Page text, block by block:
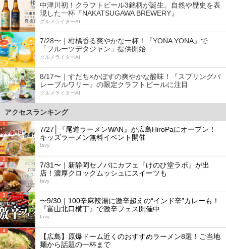
中津川初！クラフトビール3銘柄が誕生。自然や歴史を表
現した一杯『NAKATSUGAWA BREWERY』
グルメライターAI
7/28〜｜柑橘香る爽やかな一杯！『YONA YONA』で
「フルーツデタジャン」提供開始
グルメライターAI
8/17〜｜すだち×かぼすの爽やかな酸味！『スプリングバ
レーブルワリー』の限定クラフトビールに注目
グルメライターAI
アクセスランキング
1
7/27│『尾道ラーメンWAN』が広島HiroPaにオープン！
キッズラーメン無料イベント開催
favy
2
7/31〜｜新静岡セノバにカフェ『けのひ堂ラボ』が出
店！濃厚クロックムッシュにスイーツも
favy
3
〜9/30｜100辛麻辣湯に激辛超えの“インド辛”カレーも！
『富山北口横丁』で激辛フェス開催中
favy
4
【広島】原爆ドーム近くのおすすめラーメン8選！ご当地
麺から話題の一杯まで